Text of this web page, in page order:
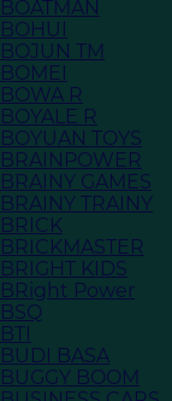
BOATMAN
BOHUI
BOJUN TM
BOMEI
BOWA R
BOYALE R
BOYUAN TOYS
BRAINPOWER
BRAINY GAMES
BRAINY TRAINY
BRICK
BRICKMASTER
BRIGHT KIDS
BRight Power
BSQ
BTI
BUDI BASA
BUGGY BOOM